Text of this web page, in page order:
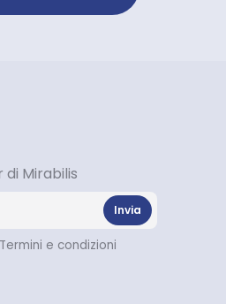
Mirabilis
Invia
Termini e condizioni